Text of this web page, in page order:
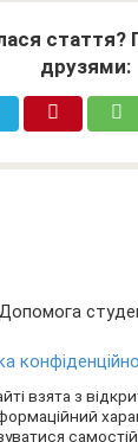
стаття?
друзями:
взята з